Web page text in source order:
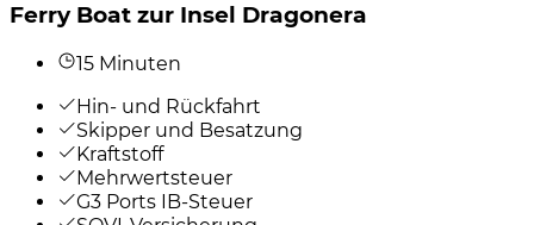
Ferry Boat zur Insel Dragonera
15 Minuten
Hin- und Rückfahrt
Skipper und Besatzung
Kraftstoff
Mehrwertsteuer
G3 Ports IB-Steuer